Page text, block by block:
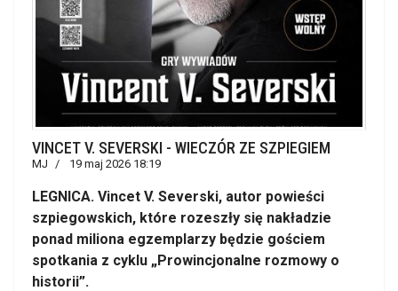
VINCET V. SEVERSKI - WIECZÓR ZE SZPIEGIEM
MJ 19 maj 2026 18:19
LEGNICA. Vincet V. Severski, autor powieści
szpiegowskich, które rozeszły się nakładzie
ponad miliona egzemplarzy będzie gościem
spotkania z cyklu „Prowincjonalne rozmowy o
historii”.